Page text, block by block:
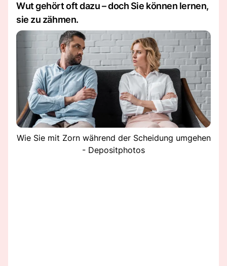
Wut gehört oft dazu – doch Sie können lernen,
sie zu zähmen.
Wie Sie mit Zorn während der Scheidung umgehen
- Depositphotos